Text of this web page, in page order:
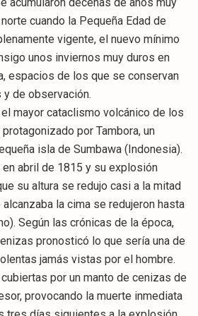
cuando la Pequeña Edad de
vigente, el nuevo mínimo
unos inviernos muy duros en
espacios de los que se conservan
de observación.
mayor cataclismo volcánico de los
por Tambora, un
isla de Sumbawa (Indonesia).
en abril de 1815 y su explosión
su altura se redujo casi a la mitad
la cima se redujeron hasta
Según las crónicas de la época,
pronosticó lo que sería una de
jamás vistas por el hombre.
por un manto de cenizas de
provocando la muerte inmediata